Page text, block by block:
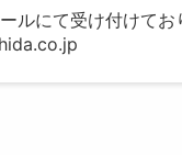
ールにて受け付けて